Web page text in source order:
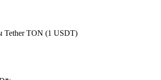
Tether TON (1 USDT)